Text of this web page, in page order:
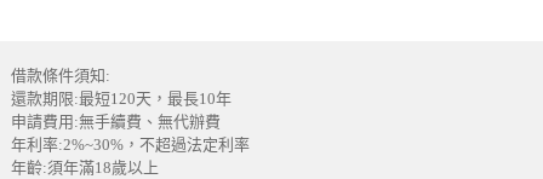
借款條件須知:
還款期限:最短120天，最長10年
申請費用:無手續費、無代辦費
年利率:2%~30%，不超過法定利率
年齡:須年滿18歲以上